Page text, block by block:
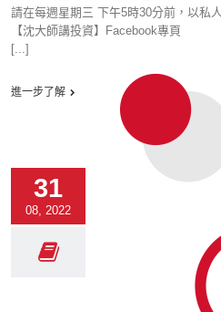
請在每週星期三 下午5時30分前，以私
【沈大師講投資】Facebook專頁
[...]
進一步了解
31
08, 2022